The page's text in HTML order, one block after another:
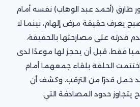
طارق (أحمد عبد الوهاب) نفسه أمام
يعرف حقيقة مرض إلهام، بينما لا
قدرته على مصارحتها بالحقيقة،
فقط، قبل أن يحجز لها موعدًا لدى
الحلقة بلقاء جمعهما أمام
حمل قدرًا من الترقب، وكشف أن
يتجاوز حدود المصادفة التي